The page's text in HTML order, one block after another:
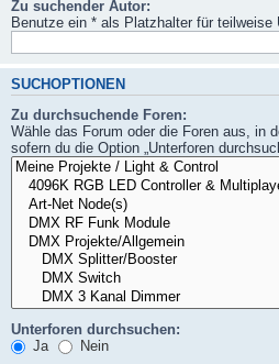
Zu suchender Autor:
Benutze ein * als Platzhalter für teilweise
SUCHOPTIONEN
Zu durchsuchende Foren:
Wähle das Forum oder die Foren aus, in
sofern du die Option „Unterforen
Unterforen durchsuchen:
Ja
Nein